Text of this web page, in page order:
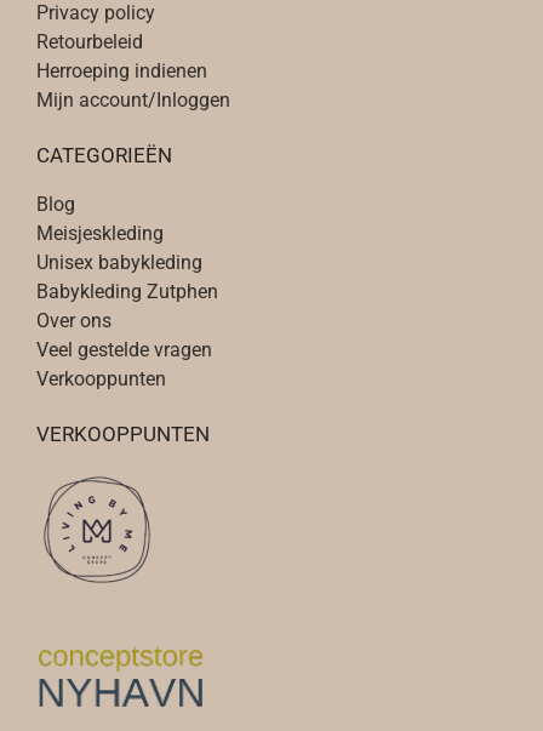
Privacy policy
Retourbeleid
Herroeping indienen
Mijn account/Inloggen
CATEGORIEËN
Blog
Meisjeskleding
Unisex babykleding
Babykleding Zutphen
Over ons
Veel gestelde vragen
Verkooppunten
VERKOOPPUNTEN